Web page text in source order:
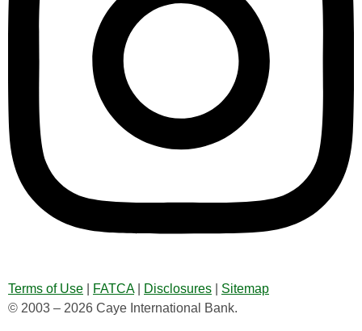
Terms of Use FATCA| Disclosures
Sitemap
© 2003 – 2026 Caye International Bank.